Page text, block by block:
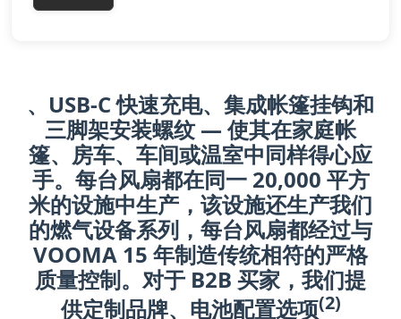
、USB-C 快速充电、集成帐篷挂钩和
三脚架安装螺纹 — 使其在家庭帐
篷、房车、车间或温室中同样得心应
手。每台风扇都在同一 20,000 平方
米的设施中生产，该设施还生产我们
的燃气设备系列，每台风扇都经过与
VOOMA 15 年制造传统相符的严格
质量控制。对于 B2B 买家，我们提
供定制品牌、电池配置选项(2)